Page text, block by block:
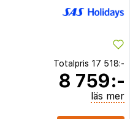
Totalpris 17 518:-
8 759:-
läs mer